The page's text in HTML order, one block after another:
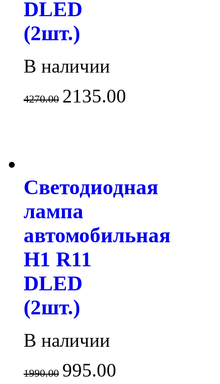
DLED
(2шт.)
В наличии
4270.00 2135.00
Светодиодная
лампа
автомобильная
H1 R11
DLED
(2шт.)
В наличии
1990.00 995.00